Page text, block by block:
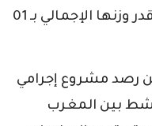
المخدرات الصلبة “إكستازي”، قدر وزنها الإجمالي بـ 01
رصد مشروع إجرامي
بين المغرب